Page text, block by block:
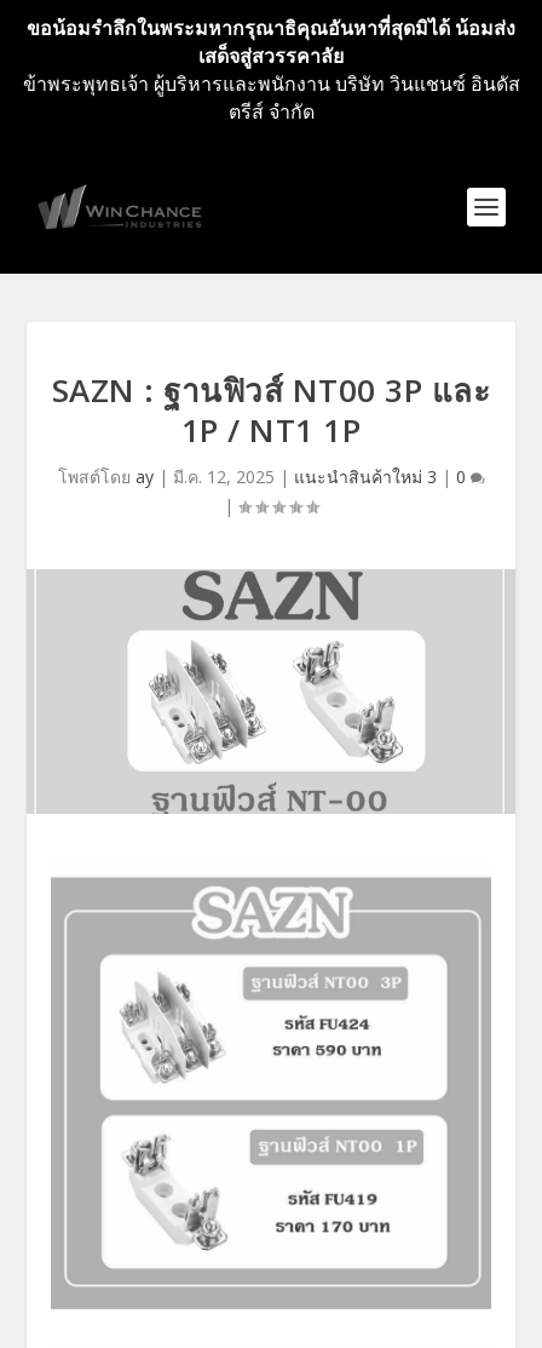
ขอน้อมรำลึกในพระมหากรุณาธิคุณอันหาที่สุดมิได้ น้อมส่ง
เสด็จสู่สวรรคาลัย
ข้าพระพุทธเจ้า ผู้บริหารและพนักงาน บริษัท วินแชนซ์ อินดัส
ตรีส์ จำกัด
SAZN : ฐานฟิวส์ NT00 3P และ
1P / NT1 1P
โพสต์โดย ay| มี.ค. 12, 2025 | แนะนำสินค้าใหม่ 3 | 0
|